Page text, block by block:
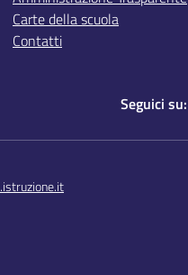
Carte della scuola
Contatti
Seguici su: